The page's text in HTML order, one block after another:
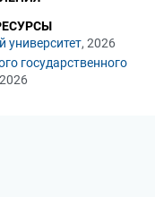
университет, 2026
государственного